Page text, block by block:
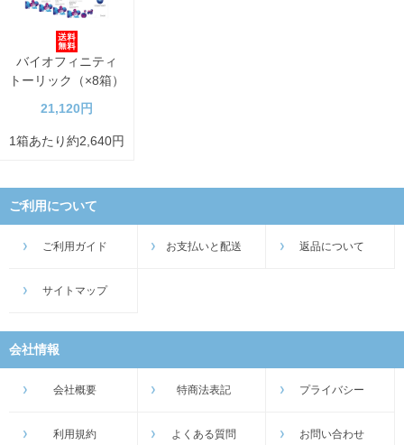
バイオフィニティ
トーリック（×8箱）
21,120円
1箱あたり約2,640円
ご利用について
ご利用ガイド お支払いと配送 返品について
サイトマップ
会社情報
会社概要 特商法表記 プライバシー
利用規約 よくある質問 お問い合わせ